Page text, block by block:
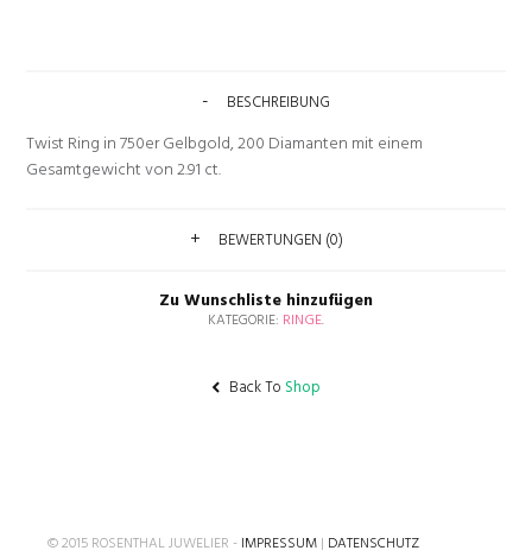
BESCHREIBUNG
Twist Ring in 750er Gelbgold, 200 Diamanten mit einem
Gesamtgewicht von 2.91 ct.
BEWERTUNGEN (0)
Zu Wunschliste hinzufügen
KATEGORIE: RINGE.
Back To Shop
© 2015 ROSENTHAL JUWELIER - IMPRESSUM | DATENSCHUTZ